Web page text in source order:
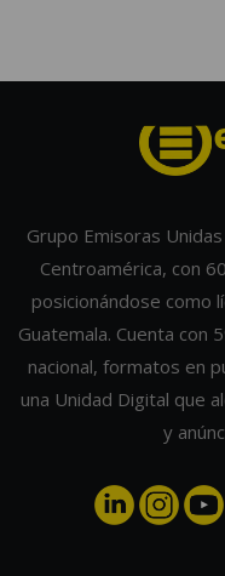
Grupo Emisoras
Centroamérica, con
posicionándose como
Guatemala. Cuenta con
nacional, formatos en
una Unidad Digital que
y